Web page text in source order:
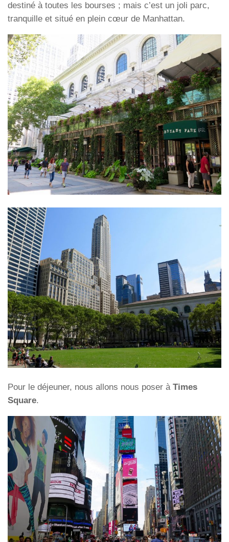
destiné à toutes les bourses ; mais c’est un joli parc,
tranquille et situé en plein cœur de Manhattan.
Pour le déjeuner, nous allons nous poser à Times
Square.